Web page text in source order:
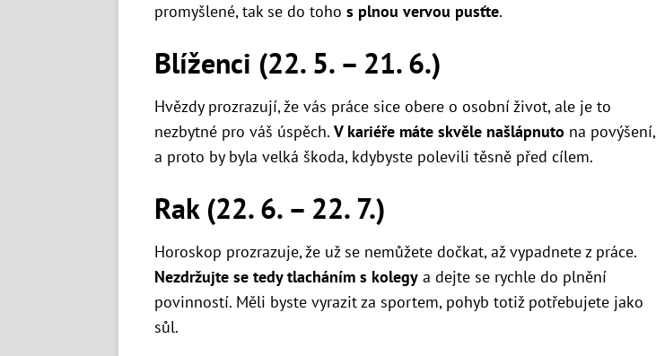
promyšlené, tak se do toho s plnou vervou pusťte.
Blíženci (22. 5. – 21. 6.)
Hvězdy prozrazují, že vás práce sice obere o osobní život, ale je to
nezbytné pro váš úspěch. V kariéře máte skvěle našlápnuto na povýšení,
a proto by byla velká škoda, kdybyste polevili těsně před cílem.
Rak (22. 6. – 22. 7.)
Horoskop prozrazuje, že už se nemůžete dočkat, až vypadnete z práce.
Nezdržujte se tedy tlacháním s kolegy a dejte se rychle do plnění
povinností. Měli byste vyrazit za sportem, pohyb totiž potřebujete jako
sůl.